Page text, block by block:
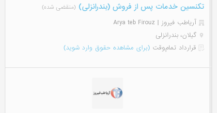
تکنسین خدمات پس از فروش (بندرانزلی) (منقضی شده)
آریاطب فیروز | Arya teb Firouz
گیلان، بندرانزلی
قرارداد تمام‌وقت (برای مشاهده حقوق وارد شوید)